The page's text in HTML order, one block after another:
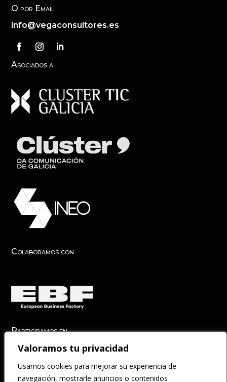
Valoramos tu privacidad
Usamos cookies para mejorar su experiencia de
navegación, mostrarle anuncios o contenidos
O por Email
info@vegaconsultores.es
Asociados a
Colaboramos con
Participamos en